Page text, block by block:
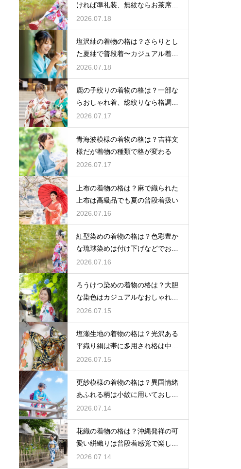
ければ準礼装、無紋ならお茶席向
きの格
2026.07.18
塩沢紬の着物の格は？さらりとし
た夏紬で普段着〜カジュアル着物
として活躍
2026.07.18
鹿の子絞りの着物の格は？一部な
らおしゃれ着、総絞りなら格調高
い晴れ着に
2026.07.17
青海波模様の着物の格は？吉祥文
様だが着物の種類で格が変わる
2026.07.17
上布の着物の格は？麻で織られた
上布は高級品でも夏の普段着扱い
2026.07.16
紅型染めの着物の格は？色彩豊か
な琉球染めは付け下げなどでおし
ゃれ着向き
2026.07.16
ろうけつ染めの着物の格は？大胆
な染色はカジュアルなおしゃれ着
に最適
2026.07.15
塩瀬生地の着物の格は？光沢ある
平織り絹は帯に多用され格は中位
程度
2026.07.15
更紗模様の着物の格は？異国情緒
あふれる柄は小紋に用いておしゃ
れ着向き
2026.07.14
花織の着物の格は？沖縄発祥の可
愛い絣織りは普段着感覚で楽しめ
る
2026.07.14